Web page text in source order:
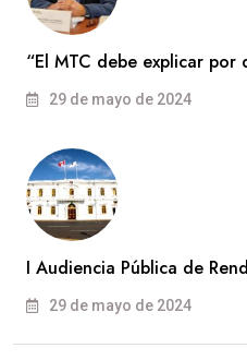
“El MTC debe explicar por
29 de mayo de 2024
I Audiencia Pública de
29 de mayo de 2024